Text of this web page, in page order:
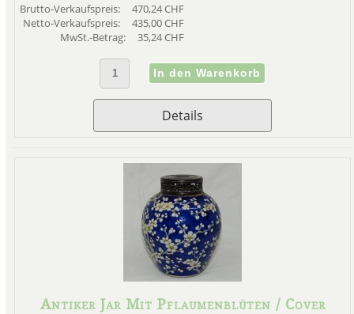
Brutto-Verkaufspreis:
470,24 CHF
Netto-Verkaufspreis:
435,00 CHF
MwSt.-Betrag:
35,24 CHF
Details
Antiker Jar Mit Pflaumenblüten / Cover